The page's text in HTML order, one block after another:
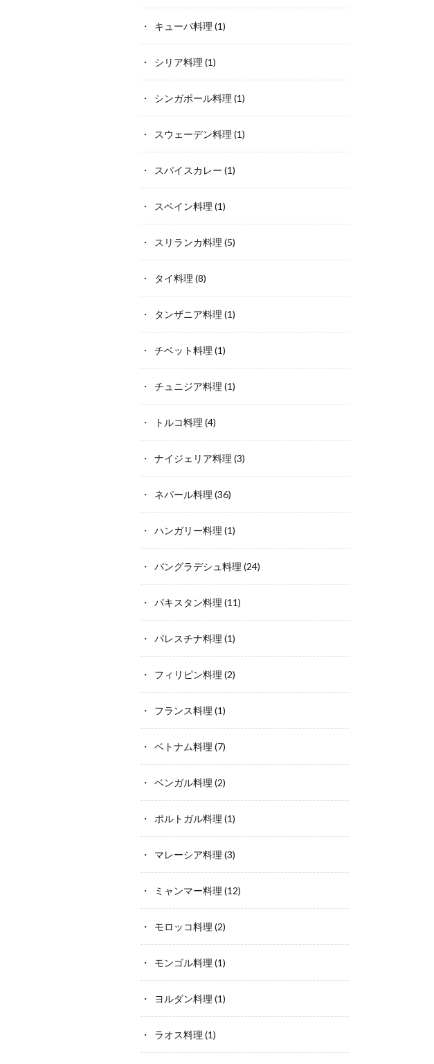
キューバ料理 (1)
シリア料理 (1)
シンガポール料理 (1)
スウェーデン料理 (1)
スパイスカレー (1)
スペイン料理 (1)
スリランカ料理 (5)
タイ料理 (8)
タンザニア料理 (1)
チベット料理 (1)
チュニジア料理 (1)
トルコ料理 (4)
ナイジェリア料理 (3)
ネパール料理 (36)
ハンガリー料理 (1)
バングラデシュ料理 (24)
パキスタン料理 (11)
パレスチナ料理 (1)
フィリピン料理 (2)
フランス料理 (1)
ベトナム料理 (7)
ベンガル料理 (2)
ポルトガル料理 (1)
マレーシア料理 (3)
ミャンマー料理 (12)
モロッコ料理 (2)
モンゴル料理 (1)
ヨルダン料理 (1)
ラオス料理 (1)